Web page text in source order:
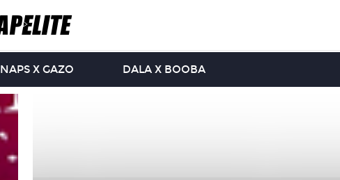
NAPS X GAZO DALA X BOOBA